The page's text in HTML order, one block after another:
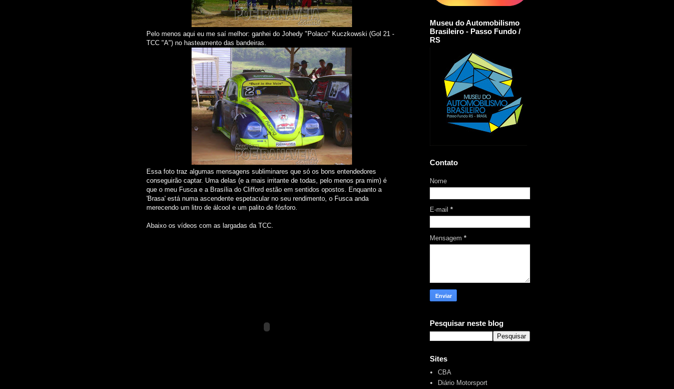
Pelo menos aqui eu me saí melhor: ganhei do Johedy "Polaco" Kuczkowski (Gol 21 -
TCC "A") no hasteamento das bandeiras.
Essa foto traz algumas mensagens subliminares que só os bons entendedores
conseguirão captar. Uma delas (e a mais irritante de todas, pelo menos pra mim) é
que o meu Fusca e a Brasília do Clifford estão em sentidos opostos. Enquanto a
'Brasa' está numa ascendente espetacular no seu rendimento, o Fusca anda
merecendo um litro de álcool e um palito de fósforo.
Abaixo os vídeos com as largadas da TCC.
Museu do Automobilismo
Brasileiro - Passo Fundo /
RS
Contato
Nome
E-mail *
Mensagem *
Pesquisar neste blog
Sites
CBA
Diário Motorsport